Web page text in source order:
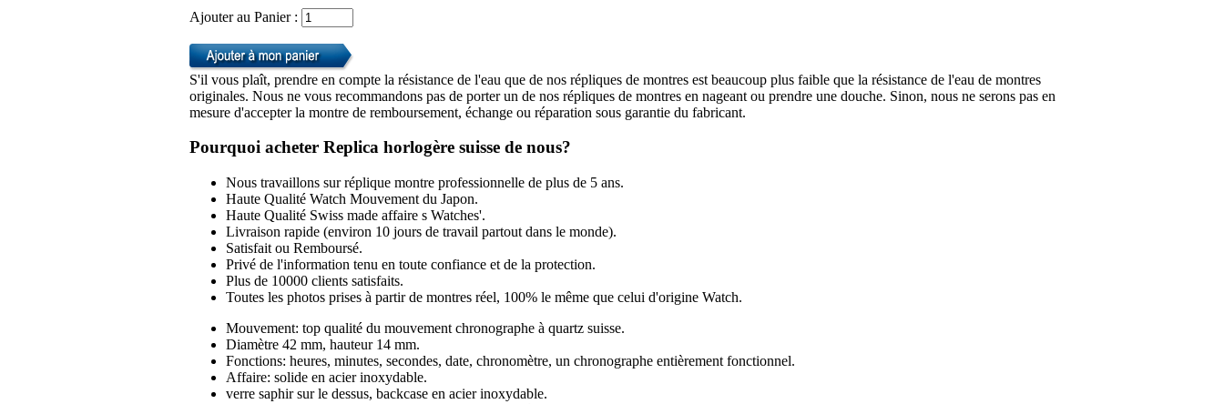
Ajouter au Panier :
S'il vous plaît, prendre en compte la résistance de l'eau que de nos répliques de montres est beaucoup plus faible que la résistance de l'eau de montres
originales. Nous ne vous recommandons pas de porter un de nos répliques de montres en nageant ou prendre une douche. Sinon, nous ne serons pas en
mesure d'accepter la montre de remboursement, échange ou réparation sous garantie du fabricant.
Pourquoi acheter Replica horlogère suisse de nous?
Nous travaillons sur réplique montre professionnelle de plus de 5 ans.
Haute Qualité Watch Mouvement du Japon.
Haute Qualité Swiss made affaire s Watches'.
Livraison rapide (environ 10 jours de travail partout dans le monde).
Satisfait ou Remboursé.
Privé de l'information tenu en toute confiance et de la protection.
Plus de 10000 clients satisfaits.
Toutes les photos prises à partir de montres réel, 100% le même que celui d'origine Watch.
Mouvement: top qualité du mouvement chronographe à quartz suisse.
Diamètre 42 mm, hauteur 14 mm.
Fonctions: heures, minutes, secondes, date, chronomètre, un chronographe entièrement fonctionnel.
Affaire: solide en acier inoxydable.
verre saphir sur le dessus, backcase en acier inoxydable.